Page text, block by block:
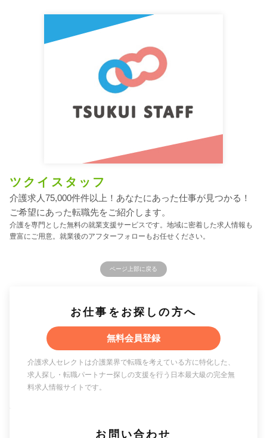
ツクイスタッフ
介護求人75,000件件以上！あなたにあった仕事が見つかる！
ご希望にあった転職先をご紹介します。
介護を専門とした無料の就業支援サービスです。地域に密着した求人情報も
豊富にご用意。就業後のアフターフォローもお任せください。
ページ上部に戻る
お仕事をお探しの方へ
無料会員登録
介護求人セレクトは介護業界で転職を考えている方に特化した、
求人探し・転職パートナー探しの支援を行う日本最大級の完全無
料求人情報サイトです。
お問い合わせ